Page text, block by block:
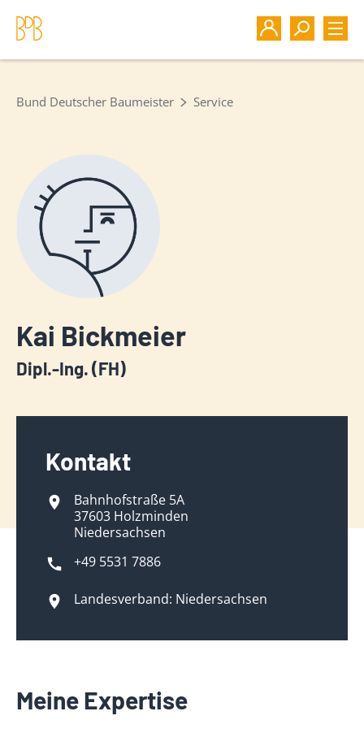
Bund Deutscher Baumeister Service
Kai Bickmeier
Dipl.-Ing. (FH)
Kontakt
Bahnhofstraße 5A
37603 Holzminden
Niedersachsen
+49 5531 7886
Landesverband: Niedersachsen
Meine Expertise